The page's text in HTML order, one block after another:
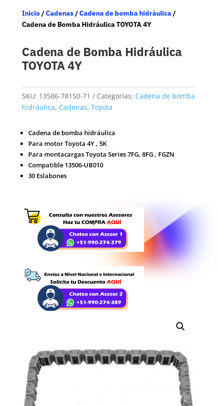
Inicio/Cadenas/Cadena de bomba hidráulica/
Cadena de Bomba Hidráulica TOYOTA 4Y
Cadena de Bomba Hidráulica
TOYOTA 4Y
SKU: 13506-78150-71 Categorías: Cadena de bomba
hidráulica, Cadenas, Toyota
Cadena de bomba hidráulica
Para motor Toyota 4Y , 5K
Para montacargas Toyota Series 7FG, 8FG , FGZN
Compatible 13506-UB010
30 Eslabones